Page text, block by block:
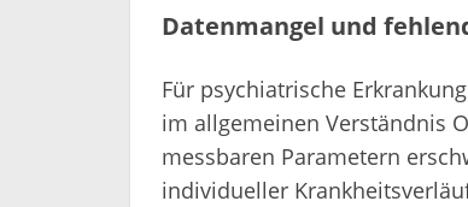
Datenmangel und
Für psychiatrische
im allgemeinen Verständnis
messbaren Parametern
individueller